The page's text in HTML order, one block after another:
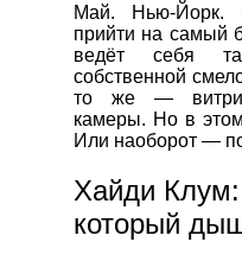
Май. Нью-Йорк.
прийти на самый
ведёт себя
собственной
то же —
камеры. Но в
Или наоборот —
Хайди
который